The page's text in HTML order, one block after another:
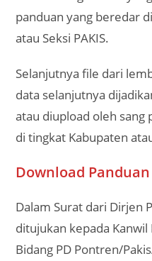
panduan yang beredar
atau Seksi PAKIS.
Selanjutnya file dari
data selanjutnya
atau diupload oleh sang
di tingkat Kabupaten
Download
Dalam Surat dari Dirjen
ditujukan kepada
Bidang PD Pontren/